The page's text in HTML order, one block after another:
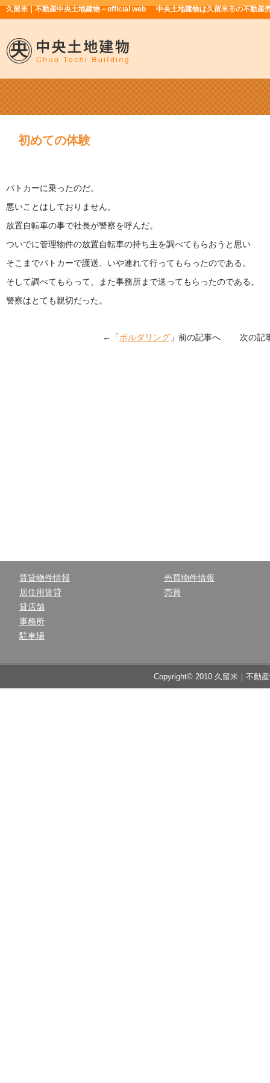
久留米｜不動産中央土地建物－official web 中央土地建物は久留米市の不動産
初めての体験
パトカーに乗ったのだ。
悪いことはしておりません。
放置自転車の事で社長が警察を呼んだ。
ついでに管理物件の放置自転車の持ち主を調べてもらおうと思い
そこまでパトカーで護送、いや連れて行ってもらったのである。
そして調べてもらって、また事務所まで送ってもらったのである。
警察はとても親切だった。
←「ボルダリング」前の記事へ 次の記
賃貸物件情報
居住用賃貸
貸店舗
事務所
駐車場
売買物件情報
売買
Copyright© 2010 久留米｜不動